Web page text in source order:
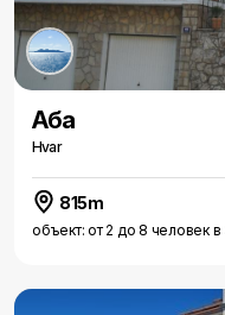
Аба
Hvar
815m
объект: от 2 до 8 человек